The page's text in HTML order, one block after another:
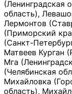
(Ленинградская
область),
Лермонтов
(Приморский
(Санкт-
Матвеев Курган
Мга
(Челябинская
Михайловка
область),